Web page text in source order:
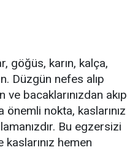
göğüs, karın, kalça,
Düzgün nefes alıp
bacaklarınızdan akıp
nokta, kaslarınız
Bu egzersizi
hemen